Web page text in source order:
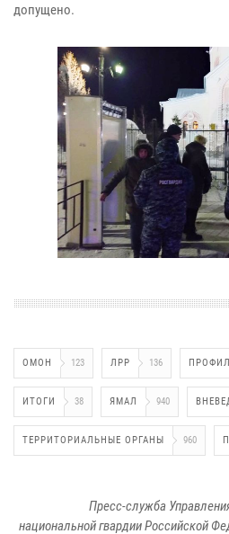
допущено.
ОМОН 123 ЛРР 136
ИТОГИ 38 ЯМАЛ 940
ТЕРРИТОРИАЛЬНЫЕ ОРГАНЫ 960
Пресс-служба
национальной гвардии Российской